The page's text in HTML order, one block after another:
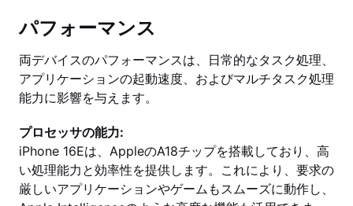
パフォーマンス
両デバイスのパフォーマンスは、日常的なタスク処理、
アプリケーションの起動速度、およびマルチタスク処理
能力に影響を与えます。
プロセッサの能力:
iPhone 16Eは、AppleのA18チップを搭載しており、高
い処理能力と効率性を提供します。これにより、要求の
厳しいアプリケーションやゲームもスムーズに動作し、